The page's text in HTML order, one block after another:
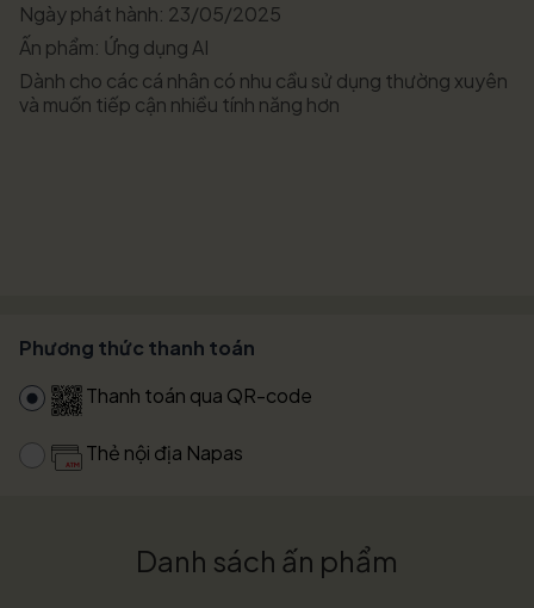
Ngày phát hành: 23/05/2025
Ấn phẩm: Ứng dụng AI
Dành cho các cá nhân có nhu cầu sử dụng thường xuyên
và muốn tiếp cận nhiều tính năng hơn
Phương thức thanh toán
Thanh toán qua QR-code
Thẻ nội địa Napas
Danh sách ấn phẩm